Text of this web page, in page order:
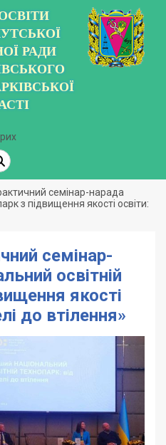
РАДИ
семінар-нарада
з підвищення якості освіти:
семінар-
освітній
якості
до втілення»